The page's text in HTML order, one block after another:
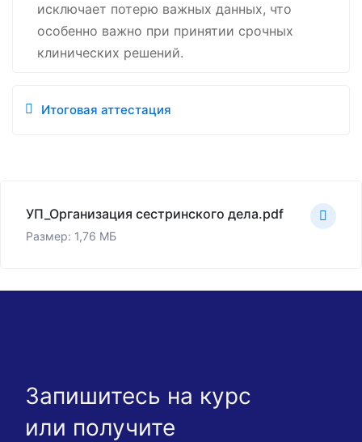
исключает потерю важных данных, что
особенно важно при принятии срочных
клинических решений.
Итоговая аттестация
УП_Организация сестринского дела.pdf
Размер: 1,76 МБ
Запишитесь на курс
или получите